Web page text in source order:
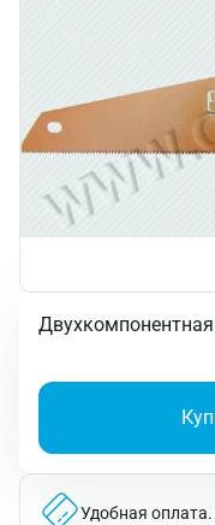
Удобная оплата.